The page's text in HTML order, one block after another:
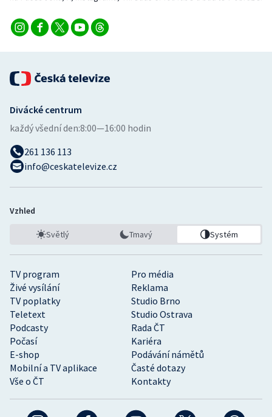
Ostatní
TV program
Pro média
Živé vysílání
Reklama
TV poplatky
Studio Brno
Teletext
Studio Ostrava
Podcasty
Rada ČT
Počasí
Kariéra
E-shop
Podávání námětů
Mobilní a TV aplikace
Časté dotazy
Vše o ČT
Kontakty
Divácké centrum
každý všední den:8:00—16:00 hodin
261 136 113
info@ceskatelevize.cz
Vzhled
Světlý Tmavý Systém